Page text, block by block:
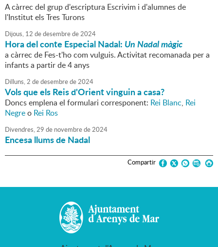
A càrrec del grup d'escriptura Escrivim i d'alumnes de
l'Institut els Tres Turons
Dijous, 12 dedesembrede2024
Hora del conte Especial Nadal: Un Nadal màgic
a càrrec de Fes-t'ho com vulguis. Activitat recomanada per a
infants a partir de 4 anys
Dilluns,2 dedesembrede2024
Vols que els Reis d'Orient vinguin a casa?
Doncs emplena el formulari corresponent: Rei Blanc, Rei
Negreo Rei Ros
Divendres,29 de novembrede2024
Encesa llums de Nadal
Compartir